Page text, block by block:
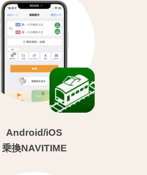
Android/iOS
乗換NAVITIME